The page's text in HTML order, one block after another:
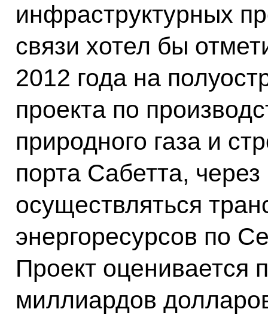
инфраструктурных
связи хотел бы
2012 года на
проекта по
природного газа и
порта Сабетта,
осуществляться
энергоресурсов по
Проект оценивается
миллиардов